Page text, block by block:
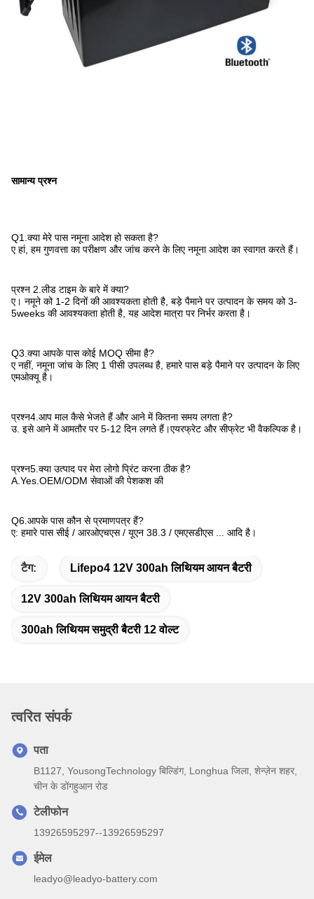
सामान्य प्रश्न
Q1.क्या मेरे पास नमूना आदेश हो सकता है?
ए हां, हम गुणवत्ता का परीक्षण और जांच करने के लिए नमूना आदेश का स्वागत करते हैं।
प्रश्न 2.लीड टाइम के बारे में क्या?
ए। नमूने को 1-2 दिनों की आवश्यकता होती है, बड़े पैमाने पर उत्पादन के समय को 3-
5weeks की आवश्यकता होती है, यह आदेश मात्रा पर निर्भर करता है।
Q3.क्या आपके पास कोई MOQ सीमा है?
ए नहीं, नमूना जांच के लिए 1 पीसी उपलब्ध है, हमारे पास बड़े पैमाने पर उत्पादन के लिए
एमओक्यू है।
प्रश्न4.आप माल कैसे भेजते हैं और आने में कितना समय लगता है?
उ. इसे आने में आमतौर पर 5-12 दिन लगते हैं।एयरफ्रेट और सीफ्रेट भी वैकल्पिक है।
प्रश्न5.क्या उत्पाद पर मेरा लोगो प्रिंट करना ठीक है?
A.Yes.OEM/ODM सेवाओं की पेशकश की
Q6.आपके पास कौन से प्रमाणपत्र हैं?
ए: हमारे पास सीई / आरओएचएस / यूएन 38.3 / एमएसडीएस ... आदि है।
टैग: Lifepo4 12V 300ah लिथियम आयन बैटरी
12V 300ah लिथियम आयन बैटरी
300ah लिथियम समुद्री बैटरी 12 वोल्ट
त्वरित संपर्क
पता
B1127, YousongTechnology बिल्डिंग, Longhua जिला, शेन्ज़ेन शहर,
चीन के डोंगहुआन रोड
टेलीफोन
13926595297--13926595297
ईमेल
leadyo@leadyo-battery.com